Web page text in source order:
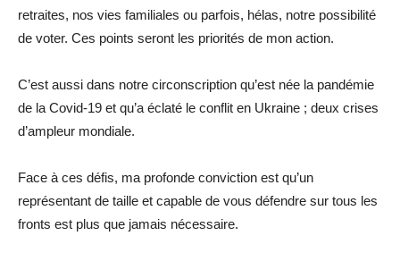
retraites, nos vies familiales ou parfois, hélas, notre possibilité
de voter. Ces points seront les priorités de mon action.
C’est aussi dans notre circonscription qu’est née la pandémie
de la Covid-19 et qu’a éclaté le conflit en Ukraine ; deux crises
d’ampleur mondiale.
Face à ces défis, ma profonde conviction est qu’un
représentant de taille et capable de vous défendre sur tous les
fronts est plus que jamais nécessaire.